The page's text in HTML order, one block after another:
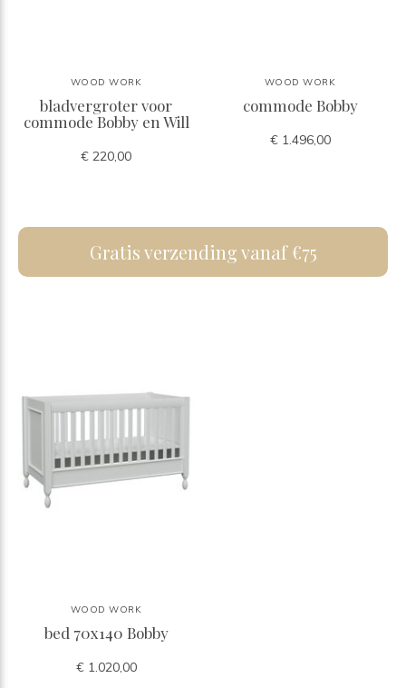
WOOD WORK
bladvergroter voor
commode Bobby en Will
€ 220,00
WOOD WORK
commode Bobby
€ 1.496,00
Gratis verzending vanaf €75
WOOD WORK
bed 70x140 Bobby
€ 1.020,00